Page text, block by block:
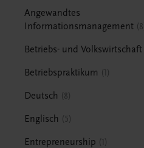
Angewandtes
Informationsmanagement 8
Betriebs- und Volkswirtschaft
Betriebspraktikum 1
Deutsch 8
Englisch 5
Entrepreneurship 1